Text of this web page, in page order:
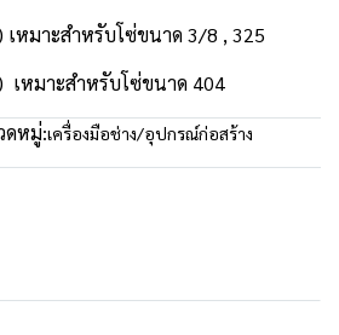
หมาะสำหรับโซ่ขนาด 3/8 , 325
เหมาะสำหรับโซ่ขนาด 404
ดหมู่:เครื่องมือช่าง/อุปกรณ์ก่อสร้าง